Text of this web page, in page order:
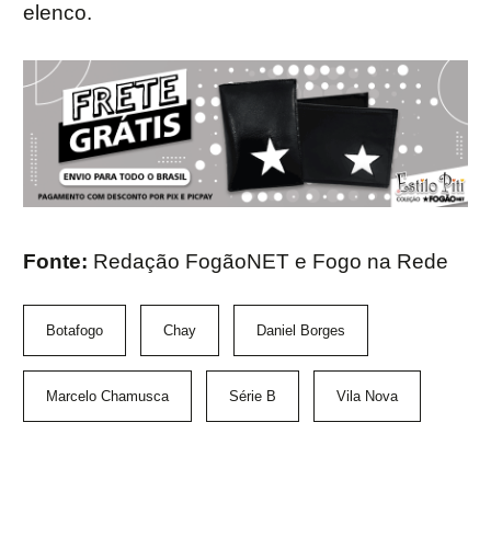
elenco.
Fonte: Redação FogãoNET e Fogo na Rede
Botafogo Chay Daniel Borges
Marcelo Chamusca Série B Vila Nova